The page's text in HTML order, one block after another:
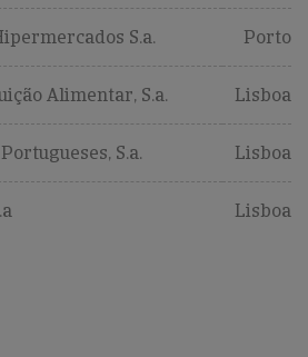
S.a. Porto
Alimentar, S.a. Lisboa
S.a. Lisboa
Lisboa